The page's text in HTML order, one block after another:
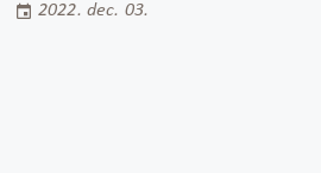
2022. dec. 03.